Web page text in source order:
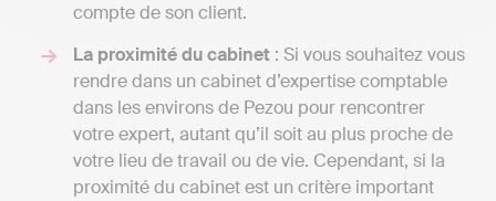
compte de son client.
La proximité du cabinet : Si vous souhaitez vous
rendre dans un cabinet d’expertise comptable
dans les environs de Pezou pour rencontrer
votre expert, autant qu’il soit au plus proche de
votre lieu de travail ou de vie. Cependant, si la
proximité du cabinet est un critère important